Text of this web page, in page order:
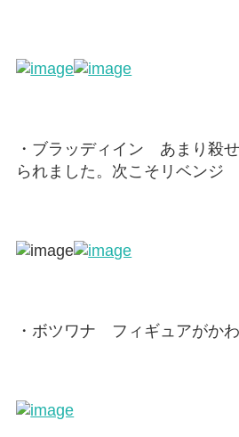
・ブラッディイン あまり殺
られました。次こそリベンジ
・ボツワナ フィギュアがかわ